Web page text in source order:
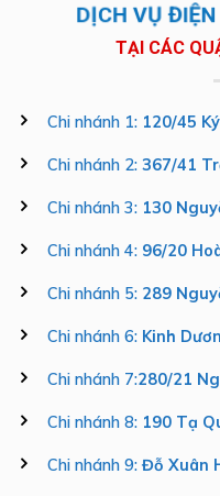
DỊCH VỤ
TẠI CÁC
Chi nhánh 1: 120/45
Chi nhánh 2: 367/41
Chi nhánh 3: 130
Chi nhánh 4: 96/20
Chi nhánh 5: 289
Chi nhánh 6: Kinh
Chi nhánh 7:280/21
Chi nhánh 8: 190 Tạ
Chi nhánh 9: Đỗ Xuân